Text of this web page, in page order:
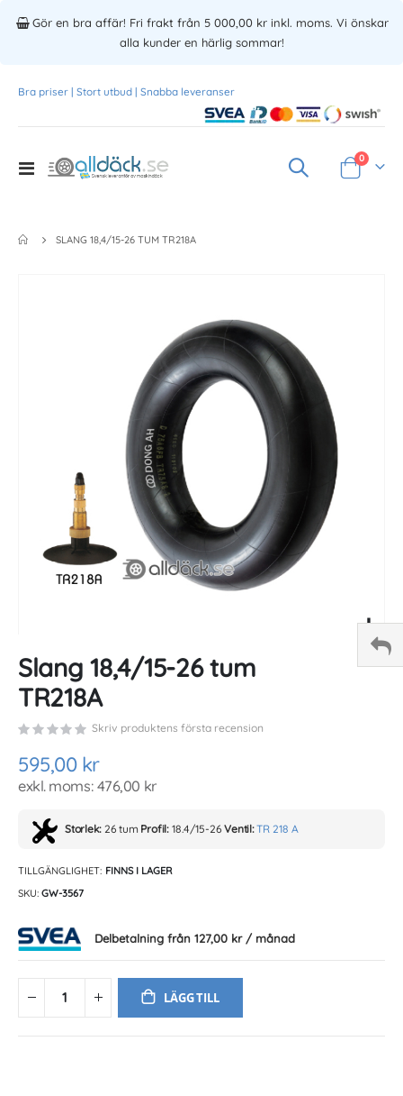
Gör en bra affär! Fri frakt från 5 000,00 kr inkl. moms. Vi önskar
alla kunder en härlig sommar!
Bra priser | Stort utbud | Snabba leveranser
Toggle
Varukorg
0
SLANG 18,4/15-26 TUM TR218A
to
the
beginning
the
images
gallery
Slang 18,4/15-26 tum
TR218A
Skriv produktens första recension
595,00 kr
476,00 kr
Storlek: 26 tum Profil:18.4/15-26Ventil:TR 218 A
TILLGÄNGLIGHET: FINNS I LAGER
SKU GW-3567
Delbetalning från 127,00 kr/ månad
LÄGG TILL